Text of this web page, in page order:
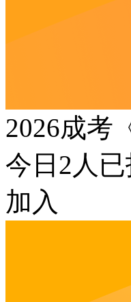
2026成考
今日 2 人
加入